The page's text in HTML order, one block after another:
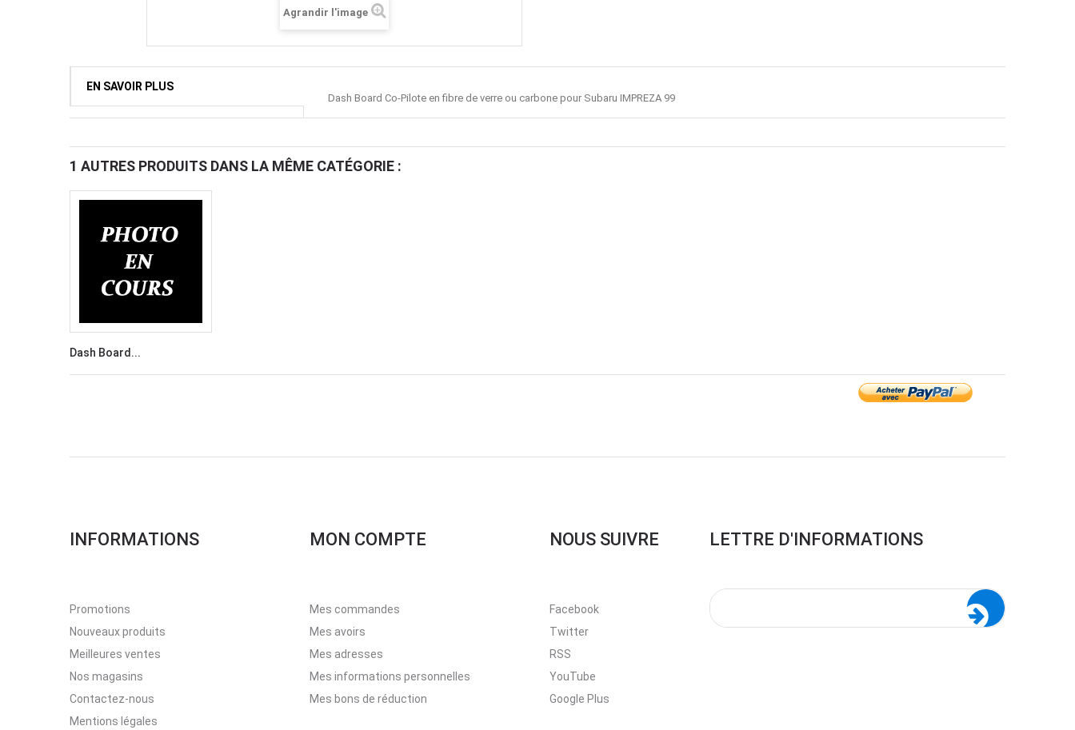
Agrandir l'image
EN SAVOIR PLUS
Dash Board Co-Pilote en fibre de verre ou carbone pour Subaru IMPREZA 99
1 AUTRES PRODUITS DANS LA MÊME CATÉGORIE :
Dash Board...
INFORMATIONS
Promotions
Nouveaux produits
Meilleures ventes
Nos magasins
Contactez-nous
Mentions légales
MON COMPTE
Mes commandes
Mes avoirs
Mes adresses
Mes informations personnelles
Mes bons de réduction
NOUS SUIVRE
Facebook
Twitter
RSS
YouTube
Google Plus
LETTRE D'INFORMATIONS